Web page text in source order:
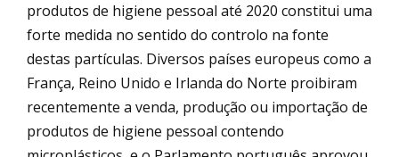
produtos de higiene pessoal até 2020 constitui uma
forte medida no sentido do controlo na fonte
destas partículas. Diversos países europeus como a
França, Reino Unido e Irlanda do Norte proibiram
recentemente a venda, produção ou importação de
produtos de higiene pessoal contendo